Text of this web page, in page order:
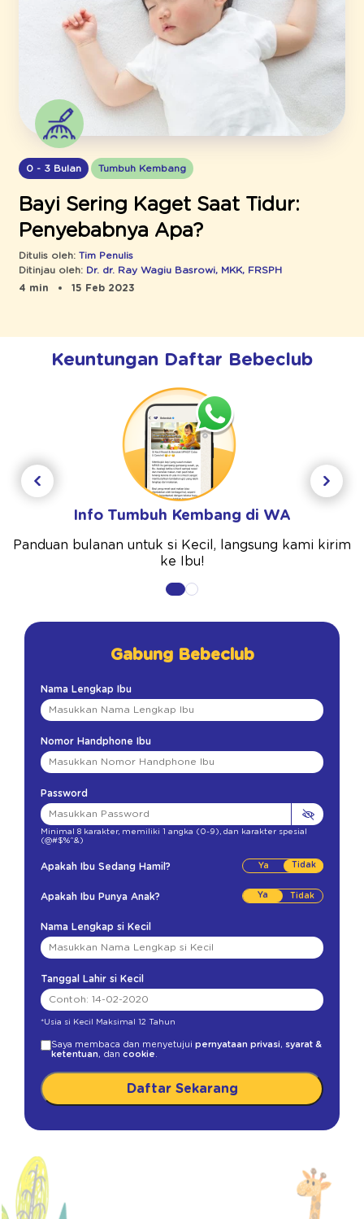
0 - 3 Bulan Tumbuh Kembang
Bayi Sering Kaget Saat Tidur:
Penyebabnya Apa?
Ditulis oleh: Tim Penulis
Ditinjau oleh: Dr. dr. Ray Wagiu Basrowi, MKK, FRSPH
4 min
15 Feb 2023
Keuntungan Daftar Bebeclub
Info Tumbuh Kembang di WA
Panduan bulanan untuk si Kecil, langsung kami kirim
ke Ibu!
Gabung Bebeclub
Nama Lengkap Ibu
Nomor Handphone Ibu
Password
Minimal 8 karakter, memiliki 1 angka (0-9) , dan karakter spesial
(@#$%^&)
Apakah Ibu Sedang Hamil? Tidak
Apakah Ibu Punya Anak? Ya
Nama Lengkap si Kecil
Tanggal Lahir si Kecil
*Usia si Kecil Maksimal 12 Tahun
Saya membaca dan menyetujui pernyataan privasi, syarat &
ketentuan, dan cookie
Daftar Sekarang